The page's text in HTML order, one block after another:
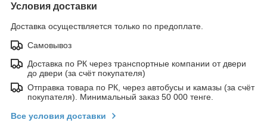
Условия доставки
Доставка осуществляется только по предоплате.
Самовывоз
Доставка по РК через транспортные компании от двери
до двери (за счёт покупателя)
Отправка товара по РК, через автобусы и камазы (за счёт
покупателя). Минимальный заказ 50 000 тенге.
Все условия доставки